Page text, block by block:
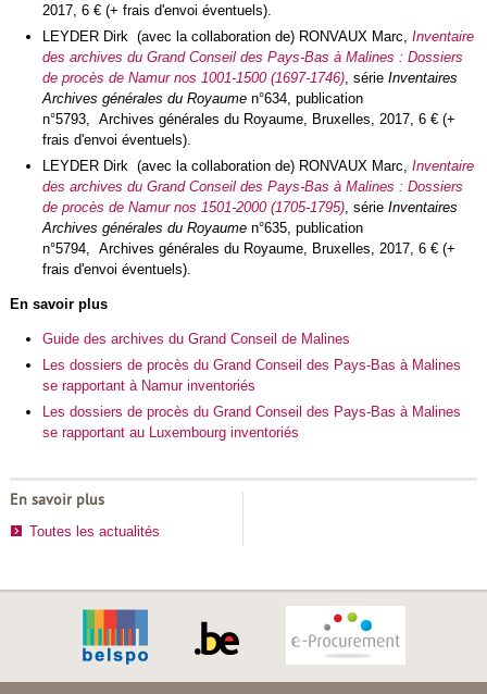
2017, 6 € (+ frais d'envoi éventuels).
LEYDER Dirk (avec la collaboration de) RONVAUX Marc, Inventaire
des archives du Grand Conseil des Pays-Bas à Malines : Dossiers
de procès de Namur nos 1001-1500 (1697-1746), série Inventaires
Archives générales du Royaume n°634, publication
n°5793, Archives générales du Royaume, Bruxelles, 2017, 6 € (+
frais d'envoi éventuels).
LEYDER Dirk (avec la collaboration de) RONVAUX Marc, Inventaire
des archives du Grand Conseil des Pays-Bas à Malines : Dossiers
de procès de Namur nos 1501-2000 (1705-1795), série Inventaires
Archives générales du Royaume n°635, publication
n°5794, Archives générales du Royaume, Bruxelles, 2017, 6 € (+
frais d'envoi éventuels).
En savoir plus
Guide des archives du Grand Conseil de Malines
Les dossiers de procès du Grand Conseil des Pays-Bas à Malines
se rapportant à Namur inventoriés
Les dossiers de procès du Grand Conseil des Pays-Bas à Malines
se rapportant au Luxembourg inventoriés
En savoir plus
Toutes les actualités